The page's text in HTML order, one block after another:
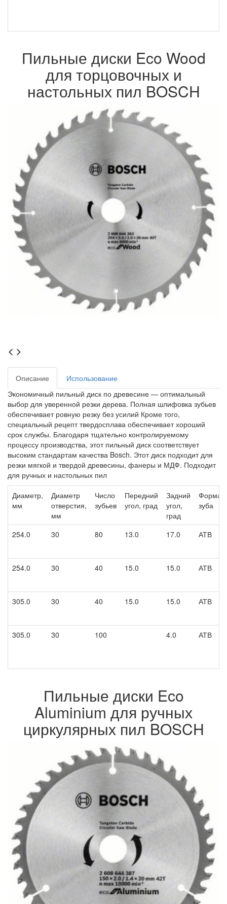
Пильные диски Eco Wood
для торцовочных и
настольных пил BOSCH
Описание
Использование
Экономичный пильный диск по древесине — оптимальный
выбор для уверенной резки дерева. Полная шлифовка зубьев
обеспечивает ровную резку без усилий Кроме того,
специальный рецепт твердосплава обеспечивает хороший
срок службы. Благодаря тщательно контролируемому
процессу производства, этот пильный диск соответствует
высоким стандартам качества Bosch. Этот диск подходит для
резки мягкой и твердой древесины, фанеры и МДФ. Подходит
для ручных и настольных пил
Диаметр,
мм
Диаметр
отверстия,
мм
Число
зубьев
Передний
угол, град
Задний
угол,
град
Форма
зуба
254.0 30 80 13.0 17.0 АТВ
254.0 30 40 15.0 15.0 АТВ
305.0 30 40 15.0 15.0 АТВ
305.0 30 100 4.0 АТВ
Пильные диски Eco
Aluminium для ручных
циркулярных пил BOSCH